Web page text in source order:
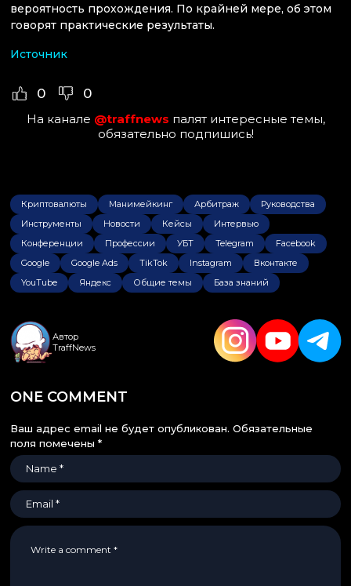
вероятность прохождения. По крайней мере, об этом
говорят практические результаты.
Источник
0 0
На канале @traffnews палят интересные темы,
обязательно подпишись!
Криптовалюты Манимейкинг Арбитраж
Руководства
Инструменты
Новости Кейсы
Интервью
Конференции
Профессии УБТ Telegram
Facebook
Google
Google Ads TikTok Instagram
Вконтакте
YouTube
Яндекс Общие темы База знаний
Автор
TraffNews
ONE COMMENT
Ваш адрес email не будет опубликован. Обязательные
поля помечены *